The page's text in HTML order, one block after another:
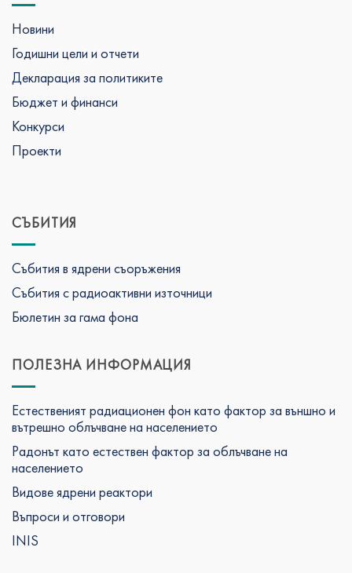
Новини
Годишни цели и отчети
Декларация за политиките
Бюджет и финанси
Конкурси
Проекти
СЪБИТИЯ
Събития в ядрени съоръжения
Събития с радиоактивни източници
Бюлетин за гама фона
ПОЛЕЗНА ИНФОРМАЦИЯ
Естественият радиационен фон като фактор за външно и
вътрешно облъчване на населението
Радонът като естествен фактор за облъчване на
населението
Видове ядрени реактори
Въпроси и отговори
INIS